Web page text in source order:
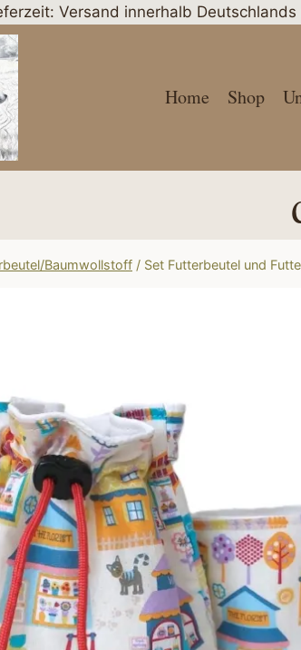
Versand innerhalb
Home Shop
Baumwollstoff / Set Futterbeutel und